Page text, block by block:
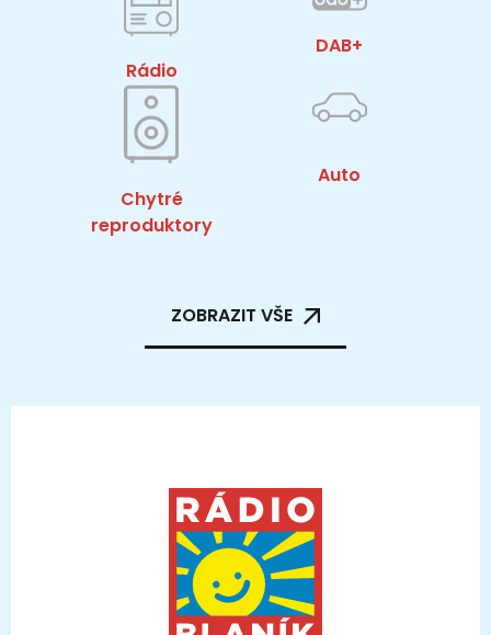
Rádio
DAB+
Chytré
reproduktory
Auto
ZOBRAZIT VŠE